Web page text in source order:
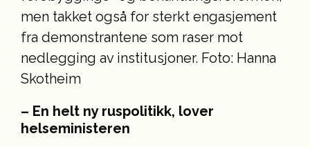
– En helt ny ruspolitikk, lover
helseministeren